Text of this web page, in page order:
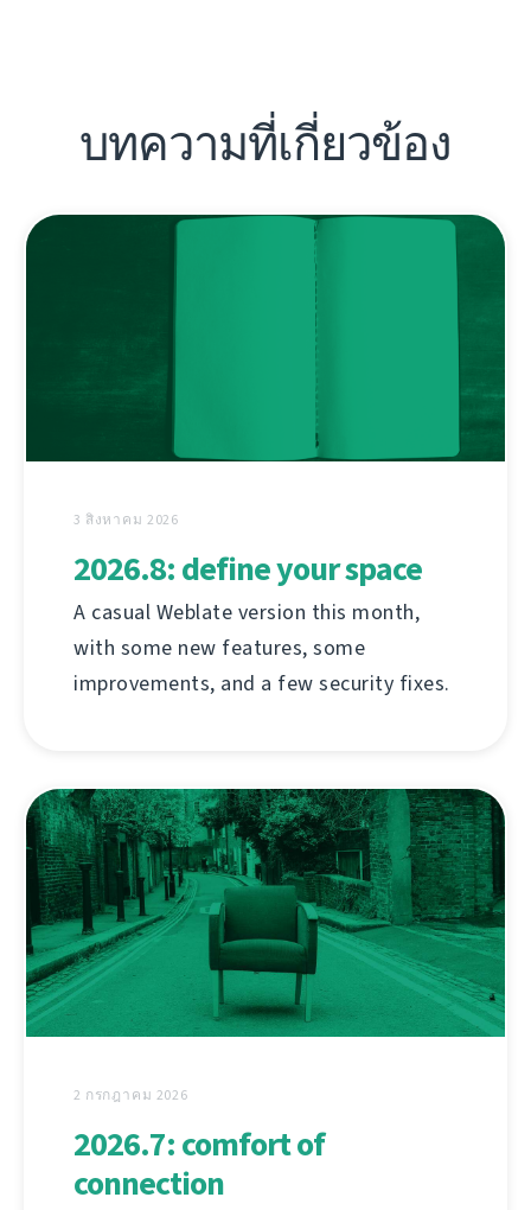
บทความที่เกี่ยวข้อง
3 สิงหาคม 2026
2026.8: define your space
A casual Weblate version this month,
with some new features, some
improvements, and a few security fixes.
2 กรกฎาคม 2026
2026.7: comfort of
connection